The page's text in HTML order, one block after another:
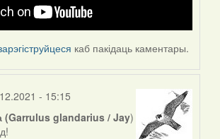
каб пакідаць каментары.
- 15:15
(Garrulus glandarius / Jay)